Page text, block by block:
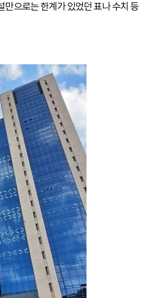
만으로는 한계가 있었던 표나 수치 등